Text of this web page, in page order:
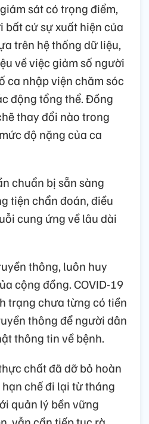
sát có trọng điểm,
bất cứ sự xuất hiện của
trên hệ thống dữ liệu,
về việc giảm số người
ca nhập viện chăm sóc
động tổng thể. Đồng
thay đổi nào trong
độ nặng của ca
chuẩn bị sẵn sàng
tiện chẩn đoán, điều
cung ứng về lâu dài
thông, luôn huy
cộng đồng. COVID-19
trạng chưa từng có tiền
thông để người dân
thông tin về bệnh.
chất đã dỡ bỏ hoàn
chế đi lại từ tháng
quản lý bền vững